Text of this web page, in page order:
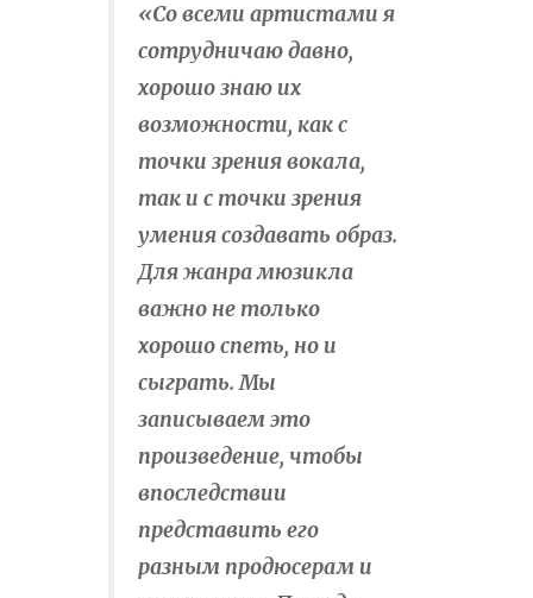
«Со всеми артистами я
сотрудничаю давно,
хорошо знаю их
возможности, как с
точки зрения вокала,
так и с точки зрения
умения создавать образ.
Для жанра мюзикла
важно не только
хорошо спеть, но и
сыграть. Мы
записываем это
произведение, чтобы
впоследствии
представить его
разным продюсерам и